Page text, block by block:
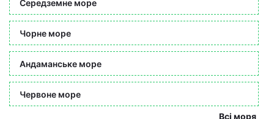
Середземне море
Чорне море
Андаманське море
Червоне море
Всі моря